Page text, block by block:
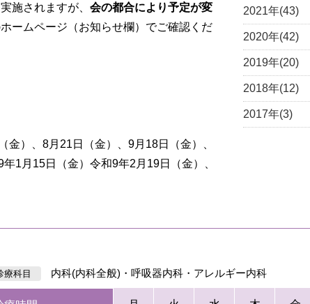
施されますが、 会の都合により予定が変
ームページ（お知らせ欄）でご確認くだ
）、8月21日（金）、9月18日（金）、
1月15日（金）令和9年2月19日（金）、
2021年(43)
2020年(42)
2019年(20)
2018年(12)
2017年(3)
療科目 内科(内科全般)・呼吸器内科・アレルギー内科